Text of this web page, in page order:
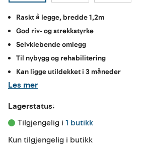
Raskt å legge, bredde 1,2m
God riv- og strekkstyrke
Selvklebende omlegg
Til nybygg og rehabilitering
Kan ligge utildekket i 3 måneder
Les mer
Lagerstatus:
Tilgjengelig i 1 butikk
Kun tilgjengelig i butikk